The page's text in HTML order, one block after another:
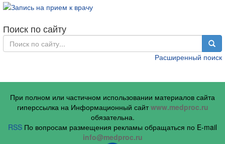
Поиск по сайту
Расширенный поиск
При полном или частичном использовании материалов сайта
гиперссылка на Информационный сайтwww.medproc.ru
обязательна.
RSS По вопросам размещения рекламы обращаться по E-mail
info@medproc.ru